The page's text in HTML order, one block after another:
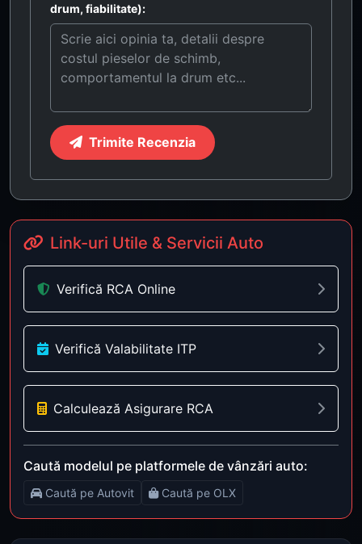
drum, fiabilitate):
Trimite Recenzia
Link-uri Utile & Servicii Auto
Verifică RCA Online
Verifică Valabilitate ITP
Calculează Asigurare RCA
Caută modelul pe platformele de vânzări auto:
Caută pe Autovit Caută pe OLX